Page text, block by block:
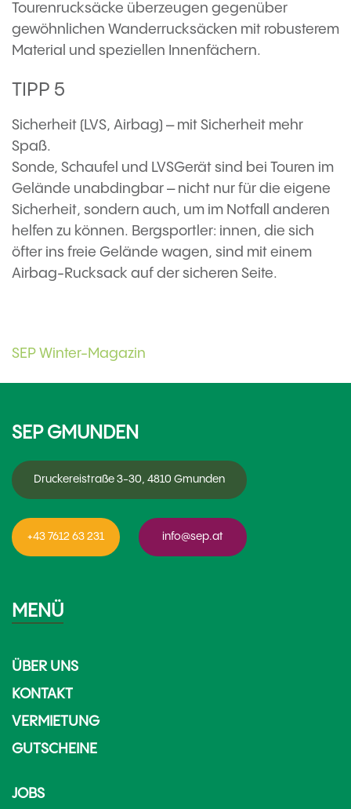
Tourenrucksäcke überzeugen gegenüber
gewöhnlichen Wanderrucksäcken mit robusterem
Material und speziellen Innenfächern.
TIPP 5
Sicherheit (LVS, Airbag) – mit Sicherheit mehr
Spaß.
Sonde, Schaufel und LVSGerät sind bei Touren im
Gelände unabdingbar – nicht nur für die eigene
Sicherheit, sondern auch, um im Notfall anderen
helfen zu können. Bergsportler: innen, die sich
öfter ins freie Gelände wagen, sind mit einem
Airbag-Rucksack auf der sicheren Seite.
SEP Winter-Magazin
SEP GMUNDEN
Druckereistraße 3-30, 4810 Gmunden
+43 7612 63 231 info@sep.at
MENÜ
ÜBER UNS
KONTAKT
VERMIETUNG
GUTSCHEINE
JOBS